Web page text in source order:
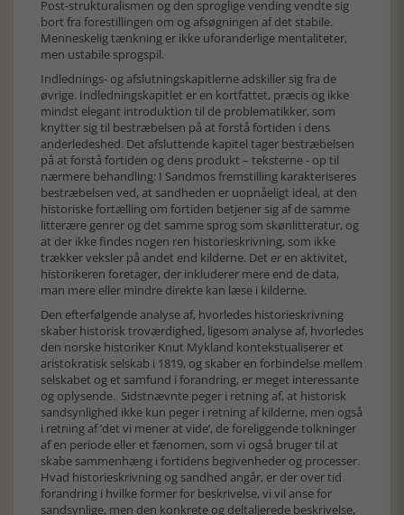
Post-strukturalismen og den sproglige vending vendte sig
bort fra forestillingen om og afsøgningen af det stabile.
Menneskelig tænkning er ikke uforanderlige mentaliteter,
men ustabile sprogspil.
Indlednings- og afslutningskapitlerne adskiller sig fra de
øvrige. Indledningskapitlet er en kortfattet, præcis og ikke
mindst elegant introduktion til de problematikker, som
knytter sig til bestræbelsen på at forstå fortiden i dens
anderledeshed. Det afsluttende kapitel tager bestræbelsen
på at forstå fortiden og dens produkt – teksterne - op til
nærmere behandling: I Sandmos fremstilling karakteriseres
bestræbelsen ved, at sandheden er uopnåeligt ideal, at den
historiske fortælling om fortiden betjener sig af de samme
litterære genrer og det samme sprog som skønlitteratur, og
at der ikke findes nogen ren historieskrivning, som ikke
trækker veksler på andet end kilderne. Det er en aktivitet,
historikeren foretager, der inkluderer mere end de data,
man mere eller mindre direkte kan læse i kilderne.
Den efterfølgende analyse af, hvorledes historieskrivning
skaber historisk troværdighed, ligesom analyse af, hvorledes
den norske historiker Knut Mykland kontekstualiserer et
aristokratisk selskab i 1819, og skaber en forbindelse mellem
selskabet og et samfund i forandring, er meget interessante
og oplysende. Sidstnævnte peger i retning af, at historisk
sandsynlighed ikke kun peger i retning af kilderne, men også
i retning af ’det vi mener at vide’, de foreliggende tolkninger
af en periode eller et fænomen, som vi også bruger til at
skabe sammenhæng i fortidens begivenheder og processer.
Hvad historieskrivning og sandhed angår, er der over tid
forandring i hvilke former for beskrivelse, vi vil anse for
sandsynlige, men den konkrete og deltaljerede beskrivelse,